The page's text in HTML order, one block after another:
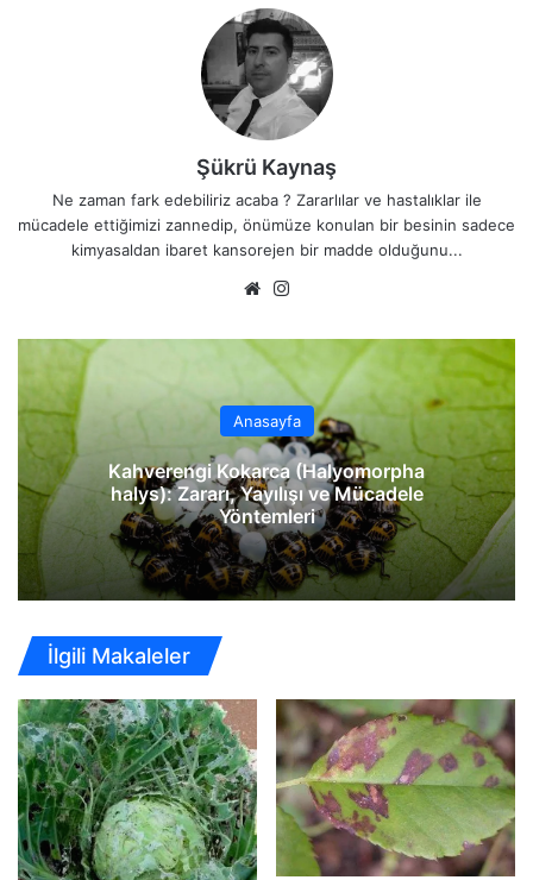
Şükrü Kaynaş
Ne zaman fark edebiliriz acaba ? Zararlılar ve hastalıklar ile
mücadele ettiğimizi zannedip, önümüze konulan bir besinin sadece
kimyasaldan ibaret kansorejen bir madde olduğunu...
We
sit
esi
ra
m
Anasayfa
Kahverengi Kokarca (Halyomorpha
halys): Zararı, Yayılışı ve Mücadele
Yöntemleri
İlgili Makaleler